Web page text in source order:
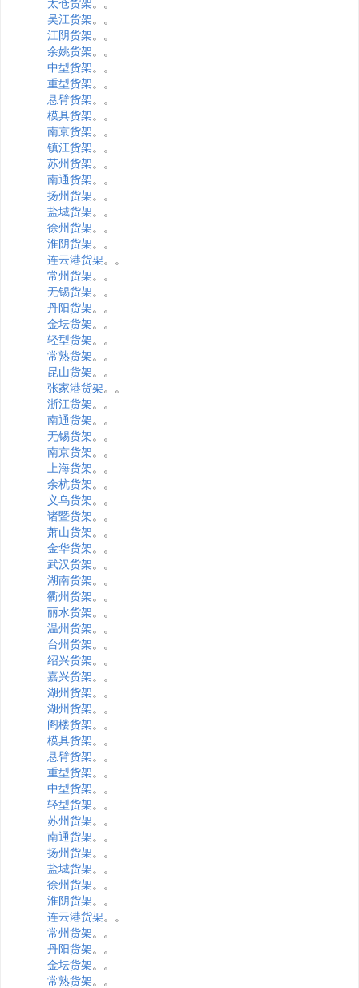
太仓货架。。
吴江货架。。
江阴货架。。
余姚货架。。
中型货架。。
重型货架。。
悬臂货架。。
模具货架。。
南京货架。。
镇江货架。。
苏州货架。。
南通货架。。
扬州货架。。
盐城货架。。
徐州货架。。
淮阴货架。。
连云港货架。。
常州货架。。
无锡货架。。
丹阳货架。。
金坛货架。。
轻型货架。。
常熟货架。。
昆山货架。。
张家港货架。。
浙江货架。。
南通货架。。
无锡货架。。
南京货架。。
上海货架。。
余杭货架。。
义乌货架。。
诸暨货架。。
萧山货架。。
金华货架。。
武汉货架。。
湖南货架。。
衢州货架。。
丽水货架。。
温州货架。。
台州货架。。
绍兴货架。。
嘉兴货架。。
湖州货架。。
湖州货架。。
阁楼货架。。
模具货架。。
悬臂货架。。
重型货架。。
中型货架。。
轻型货架。。
苏州货架。。
南通货架。。
扬州货架。。
盐城货架。。
徐州货架。。
淮阴货架。。
连云港货架。。
常州货架。。
丹阳货架。。
金坛货架。。
常熟货架。。